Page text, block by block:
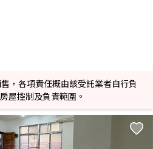
，各項責任概由該受託業者自行負
屋控制及負責範圍。